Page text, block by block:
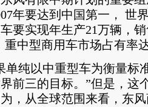
年要达到中国第一， 世
要实现年生产21万辆，
重中型商用车市场占有率
纯以中重型车为衡量标
前三的目标。”但是，这
，从全球范围来看，东